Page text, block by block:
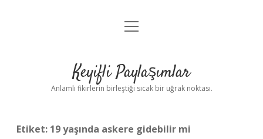
Anasayfa
Yasal Uyarı
menüyü
Keyifli Paylaşımlar
Anlamlı fikirlerin birleştiği sıcak bir uğrak noktası.
Etiket: 19 yaşında askere gidebilir mi